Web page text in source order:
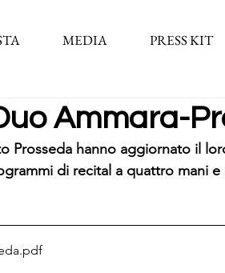
MEDIA PRESS KIT
Ammara-
Prosseda hanno aggiornato il
di recital a quattro mani
.pdf